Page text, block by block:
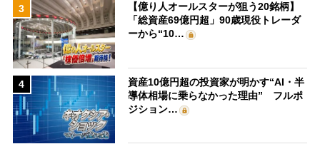
3
【億り人オールスターが狙う20銘柄】
「総資産69億円超」90歳現役トレーダ
ーから“10…
4
資産10億円超の投資家が明かす“AI・半
導体相場に乗らなかった理由” フルポ
ジション…